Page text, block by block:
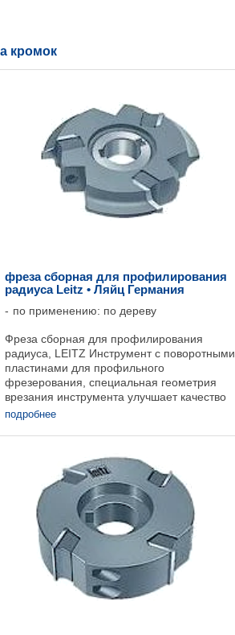
кромок
фреза сборная для профилирования
радиуса Leitz • Ляйц Германия
по применению: по дереву
Фреза сборная для профилирования
радиуса, LEITZ Инструмент с поворотными
пластинами для профильного
фрезерования, специальная геометрия
врезания инструмента улучшает качество
резания по передней поверхности кромки,
подробнее